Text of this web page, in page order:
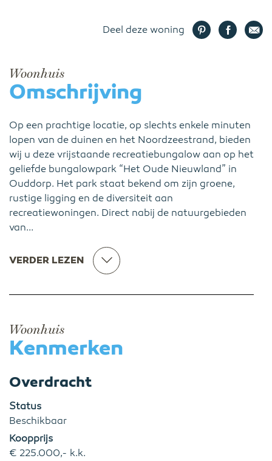
Deel deze woning
Woonhuis
Omschrijving
Op een prachtige locatie, op slechts enkele minuten
lopen van de duinen en het Noordzeestrand, bieden
wij u deze vrijstaande recreatiebungalow aan op het
geliefde bungalowpark “Het Oude Nieuwland” in
Ouddorp. Het park staat bekend om zijn groene,
rustige ligging en de diversiteit aan
recreatiewoningen. Direct nabij de natuurgebieden
van...
VERDER LEZEN
Woonhuis
Kenmerken
Overdracht
Status
Beschikbaar
Koopprijs
€ 225.000,- k.k.